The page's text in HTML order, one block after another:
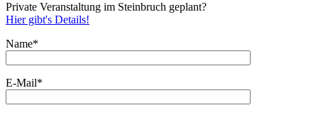
Private Veranstaltung im Steinbruch geplant?
Hier gibt's Details!
Name*
E-Mail*